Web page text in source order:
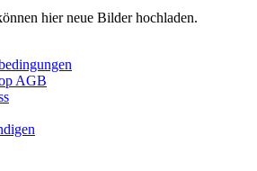
hier neue Bilder hochladen.
AGB